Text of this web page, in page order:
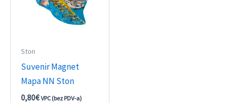
Ston
Suvenir Magnet
Mapa NN Ston
0,80€ VPC (bez PDV-a)